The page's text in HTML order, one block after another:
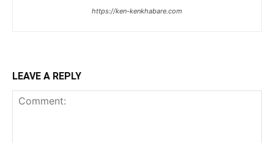
https://ken-kenkhabare.com
LEAVE A REPLY